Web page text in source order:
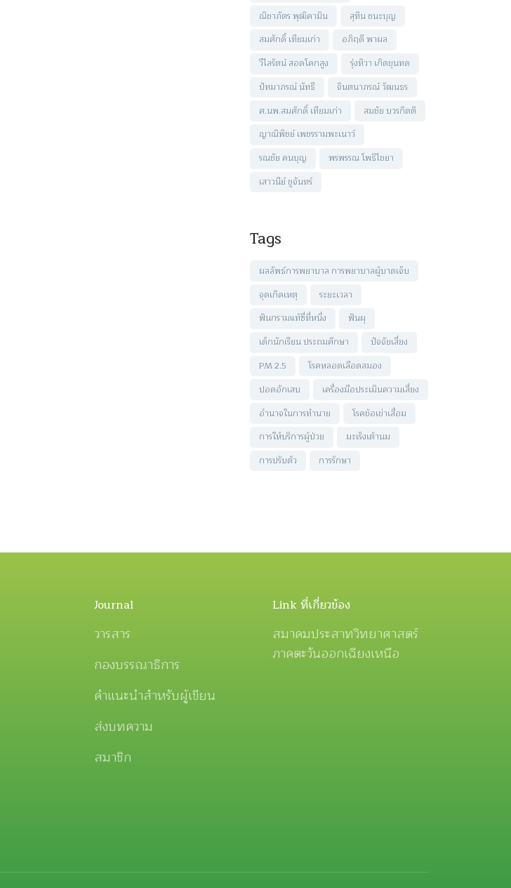
ณิชาภัตร พุฒิคามิน
สุทิน ชนะบุญ
สมศักดิ์ เทียมเก่า
อภิฤดี พาผล
วีไลรัตน์ สอดโคกสูง
รุ่งทิวา เกิดขุนทด
ปัทมาภรณ์ นัทธี
จินตนาภรณ์ วัฒนธร
ศ.นพ.สมศักดิ์ เทียมเก่า
สมชัย บวรกิตติ
ญาณิพิชย์ เพชรรามพะเนาว์
รณชัย คนบุญ
พรพรรณ โพธิไชยา
เสาวนีย์ ชูจันทร์
Tags
ผลลัพธ์การพยาบาล การพยาบาลผู้บาดเจ็บ
จุดเกิดเหตุ
ระยะเวลา
ฟันกรามแท้ซี่ที่หนึ่ง
ฟันผุ
เด็กนักเรียน ประถมศึกษา
ปัจจัยเสี่ยง
PM 2.5
โรคหลอดเลือดสมอง
ปอดอักเสบ
เครื่องมือประเมินความเสี่ยง
อำนาจในการทำนาย
โรคข้อเข่าเสื่อม
การให้บริการผู้ป่วย
มะเร็งเต้านม
การปรับตัว
การรักษา
Journal
วารสาร
กองบรรณาธิการ
คำแนะนำสำหรับผู้เขียน
ส่งบทความ
สมาชิก
Link ที่เกี่ยวข้อง
สมาคมประสาทวิทยาศาสตร์
ภาคตะวันออกเฉียงเหนือ